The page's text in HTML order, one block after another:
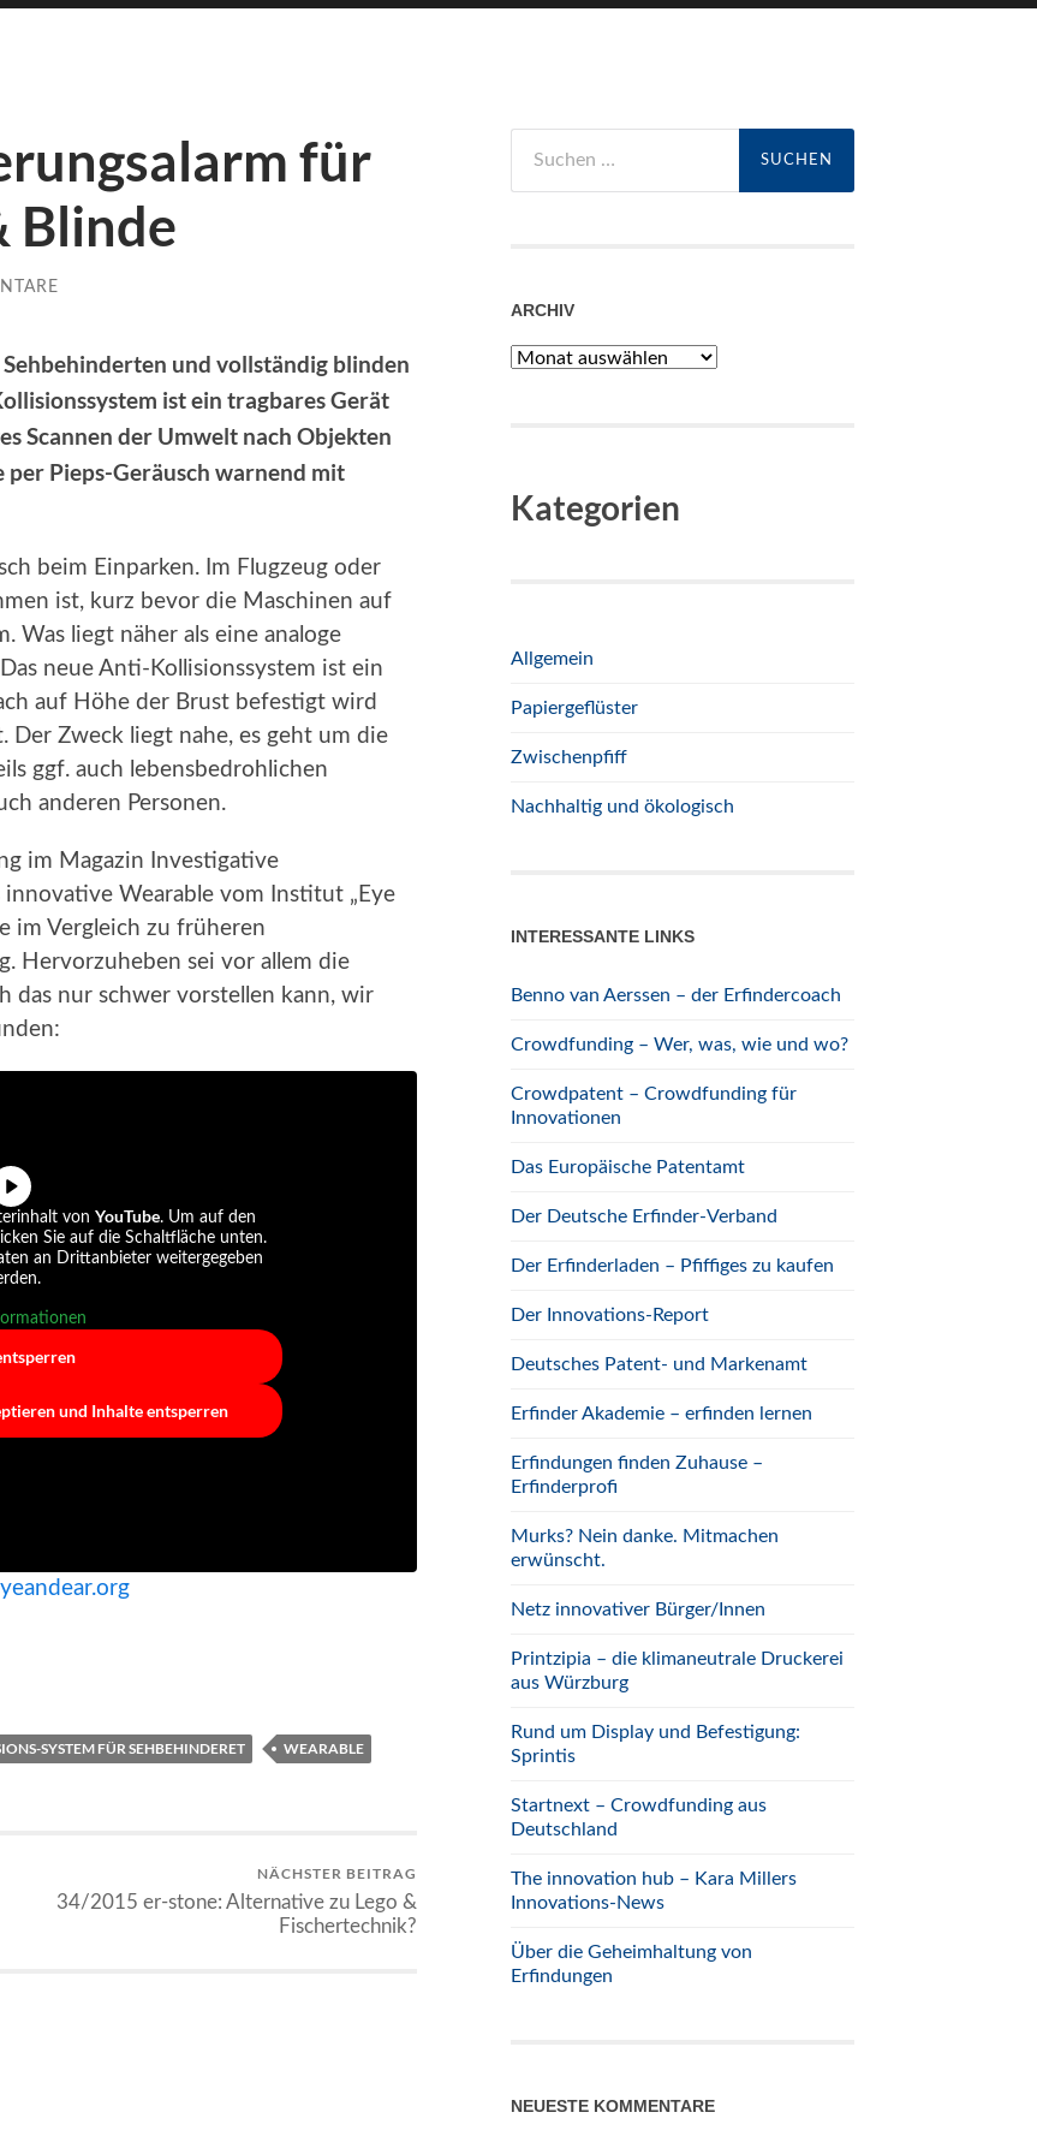
für
Blinde
und vollständig blinden
ist ein tragbares Gerät
Scannen der Umwelt nach Objekten
Pieps-Geräusch warnend mit
beim Einparken. Im Flugzeug oder
ist, kurz bevor die Maschinen auf
Was liegt näher als eine analoge
neue Anti-Kollisionssystem ist ein
auf Höhe der Brust befestigt wird
Zweck liegt nahe, es geht um die
ggf. auch lebensbedrohlichen
anderen Personen.
im Magazin Investigative
innovative Wearable vom Institut „Eye
im Vergleich zu früheren
Hervorzuheben sei vor allem die
das nur schwer vorstellen kann, wir
von YouTube. Um auf den
Sie auf die Schaltfläche unten.
an Drittanbieter weitergegeben
und Inhalte entsperren
SYSTEM FÜR SEHBEHINDERET WEARABLE
NÄCHSTER BEITRAG
34/2015 er-stone: Alternative zu Lego &
Fischertechnik?
nach:
ARCHIV
Archiv
Kategorien
Allgemein
Papiergeflüster
Zwischenpfiff
Nachhaltig und ökologisch
INTERESSANTE LINKS
Benno van Aerssen – der Erfindercoach
Crowdfunding – Wer, was, wie und wo?
Crowdpatent – Crowdfunding für
Innovationen
Das Europäische Patentamt
Der Deutsche Erfinder-Verband
Der Erfinderladen – Pfiffiges zu kaufen
Der Innovations-Report
Deutsches Patent- und Markenamt
Erfinder Akademie – erfinden lernen
Erfindungen finden Zuhause –
Erfinderprofi
Murks? Nein danke. Mitmachen
erwünscht.
Netz innovativer Bürger/Innen
Printzipia – die klimaneutrale Druckerei
aus Würzburg
Rund um Display und Befestigung:
Sprintis
Startnext – Crowdfunding aus
Deutschland
The innovation hub – Kara Millers
Innovations-News
Über die Geheimhaltung von
Erfindungen
NEUESTE KOMMENTARE